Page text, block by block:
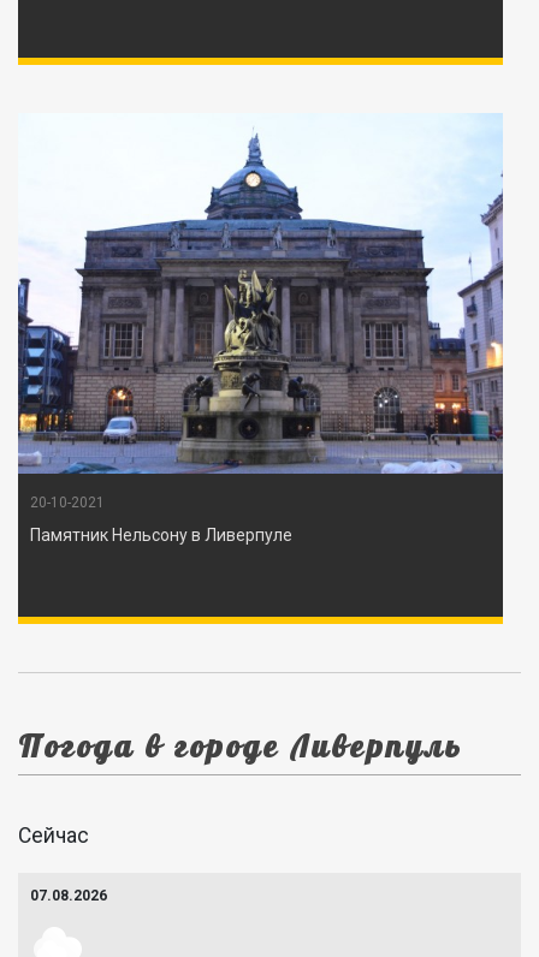
20-10-2021
Памятник Нельсону в Ливерпуле
Погода в городе Ливерпуль
Сейчас
07.08.2026